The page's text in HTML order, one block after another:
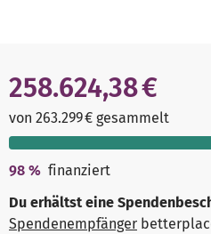
258.624,38 €
von 263.299 € gesammelt
98 % finanziert
Du erhältst eine
Spendenempfänger